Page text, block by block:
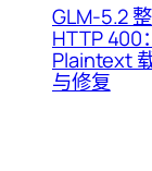
GLM-5.2
HTTP 400
Plaintext
与修复